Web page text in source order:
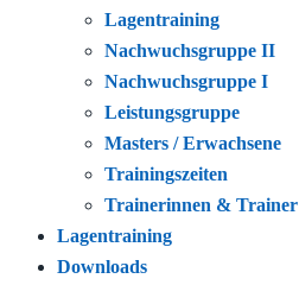
Lagentraining
Nachwuchsgruppe II
Nachwuchsgruppe I
Leistungsgruppe
Masters / Erwachsene
Trainingszeiten
Trainerinnen & Trainer
Lagentraining
Downloads